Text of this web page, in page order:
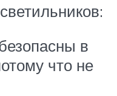
в
что не